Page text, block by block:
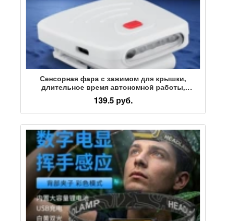
Сенсорная фара с зажимом для крышки,
длительное время автономной работы,
перезаряжаемая рыболовная лампа typec,
специальный фонарь для ночной рыбалки,
фонарь с зажимом для крышки, фонарь с
139.5 руб.